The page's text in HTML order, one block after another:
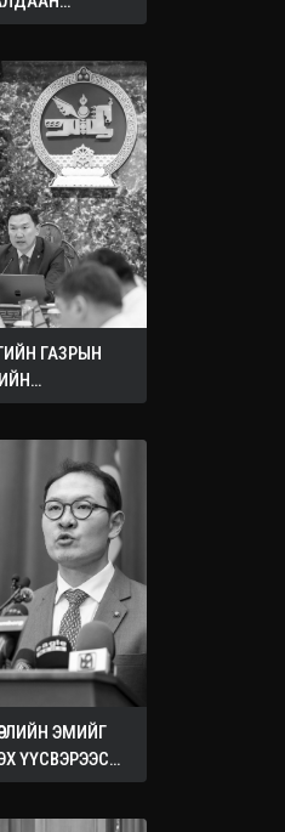
ГАЗРЫН
ЭМИЙГ
ҮҮСВЭРЭЭС
АВАХ